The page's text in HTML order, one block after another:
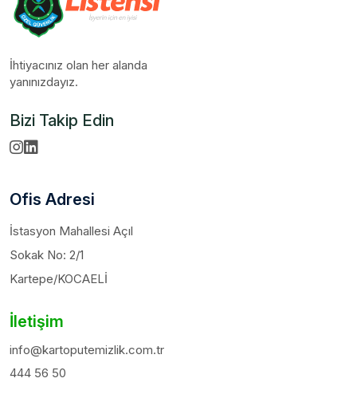
İhtiyacınız olan her alanda
yanınızdayız.
Bizi Takip Edin
Ofis Adresi
İstasyon Mahallesi Açıl
Sokak No: 2/1
Kartepe/KOCAELİ
İletişim
info@kartoputemizlik.com.tr
444 56 50